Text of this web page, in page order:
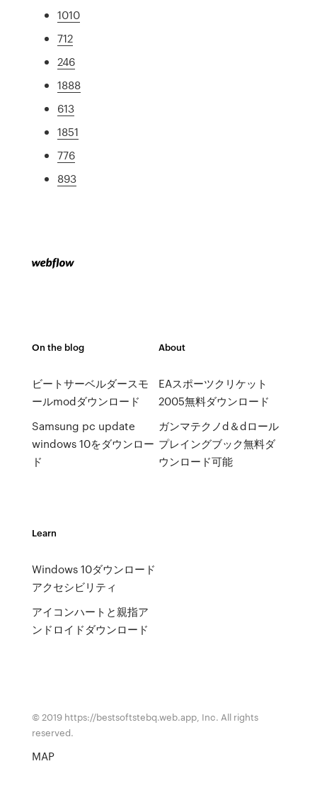
1010
712
246
1888
613
1851
776
893
On the blog
ビートサーベルダースモ
ールmodダウンロード
Samsung pc update
windows 10をダウンロー
ド
About
EAスポーツクリケット
2005無料ダウンロード
ガンマテクノd＆dロール
プレイングブック無料ダ
ウンロード可能
Learn
Windows 10ダウンロード
アクセシビリティ
アイコンハートと親指ア
ンドロイドダウンロード
© 2019 https://bestsoftstebq.web.app, Inc. All rights
reserved.
MAP